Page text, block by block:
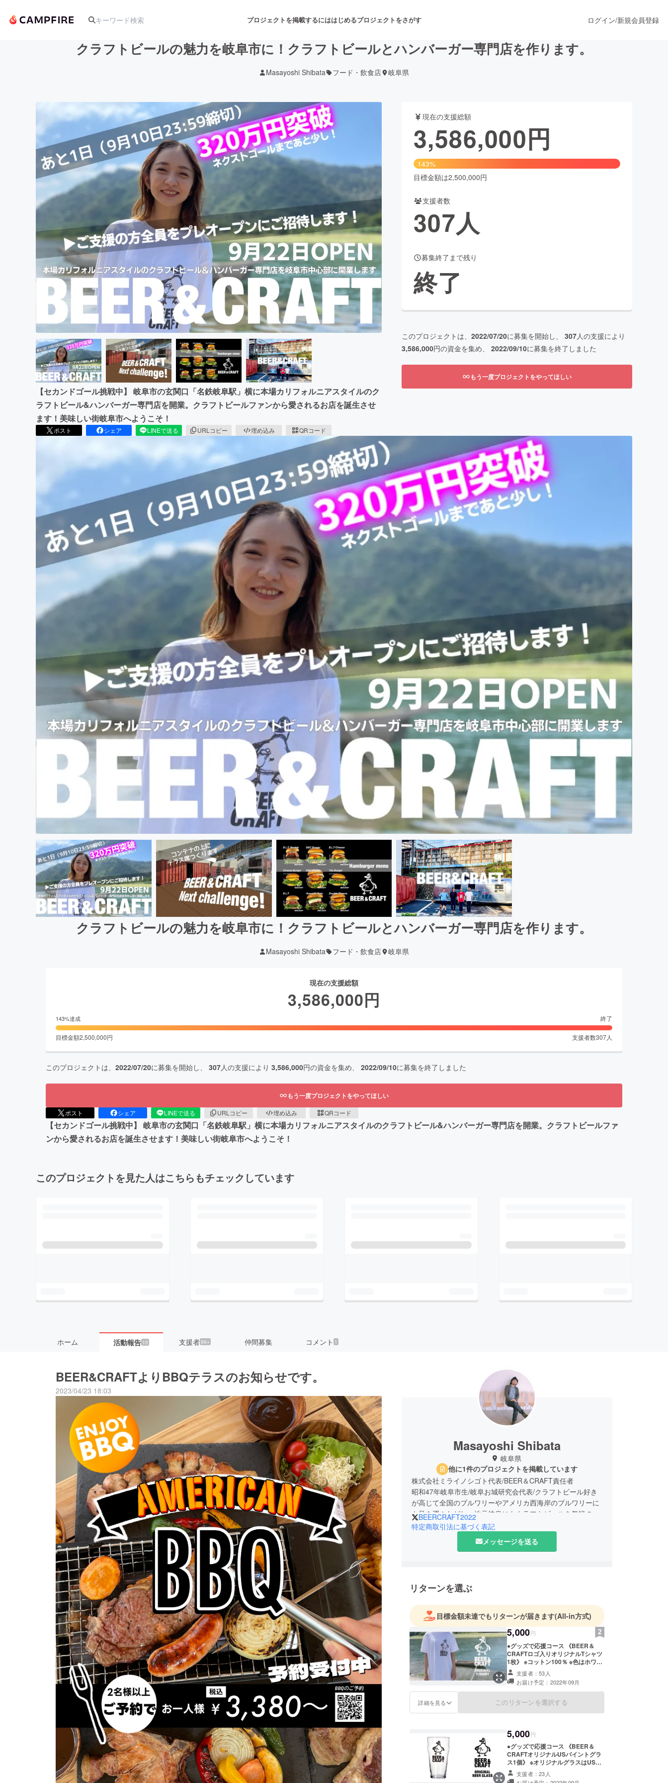
プロジェクトを掲載するにははじめるプロジェクトをさがす
アート・写真 音楽 舞台・パフォーマンス
テクノロジー・ガジェット ゲーム・サービス開発 ファッション
映像・映画
ビジネス・起業 チャレンジ ビューティー・ヘルスケア
まちづくり・地域活性化
CAMPFIRE for Social GoodCAMPFIRE Creation
CAMPFIREふるさと納税machi-yaコミュニティ
ログイン/新規会員登録
クラフトビールの魅力を岐阜市に！クラフトビールとハンバーガー専門店を作ります。
Masayoshi Shibata フード・飲食店 岐阜県
【セカンドゴール挑戦中】 岐阜市の玄関口「名鉄岐阜駅」横に本場カリフォルニアスタイルのク
ラフトビール&ハンバーガー専門店を開業。クラフトビールファンから愛されるお店を誕生させ
ます！美味しい街岐阜市へようこそ！
ポスト シェア LINEで送る URLコピー 埋め込み QRコード
現在の支援総額
3,586,000円
143%
目標金額は2,500,000円
支援者数
307人
募集終了まで残り
終了
このプロジェクトは、 2022/07/20に募集を開始し、 307人の支援により
3,586,000円の資金を集め、 2022/09/10に募集を終了しました
もう一度プロジェクトをやってほしい
クラフトビールの魅力を岐阜市に！クラフトビールとハンバーガー専門店を作ります。
Masayoshi Shibata フード・飲食店 岐阜県
現在の支援総額
3,586,000円
143%達成 終了
目標金額2,500,000円 支援者数307人
このプロジェクトは、 2022/07/20に募集を開始し、 307人の支援により 3,586,000円の資金を集め、 2022/09/10に募集を終了しました
もう一度プロジェクトをやってほしい
ポスト シェア LINEで送る URLコピー 埋め込み QRコード
【セカンドゴール挑戦中】 岐阜市の玄関口「名鉄岐阜駅」横に本場カリフォルニアスタイルのクラフトビール&ハンバーガー専門店を開業。クラフトビールファ
ンから愛されるお店を誕生させます！美味しい街岐阜市へようこそ！
このプロジェクトを見た人はこちらもチェックしています
ホーム 活動報告 10 支援者99+ 仲間募集 コメント 1
BEER&CRAFTよりBBQテラスのお知らせです。
2023/04/23 18:03
Masayoshi Shibata
岐阜県
他に1件のプロジェクトを掲載しています
株式会社ミライノシゴト代表/BEER＆CRAFT責任者
昭和47年岐阜市生/岐阜お城研究会代表/クラフトビール好き
が高じて全国のブルワリーやアメリカ西海岸のブルワリーに
も足を運ぶなどし、地元岐阜にもクラフトビールを気軽の飲
める場所を作りたいと思うようになりました。
BEERCRAFT2022
特定商取引法に基づく表記
メッセージを送る
リターンを選ぶ
目標金額未達でもリターンが届きます(All-in方式)
5,000円
●グッズで応援コース 《BEER＆
CRAFTロゴ入りオリジナルTシャツ
1枚》 ※コットン100％ ※色はホワイ
トとネイビーの2種類 ※サイズはS、
M、L、XLの4種類からお選びくださ
い。 ※写真はサンプル商品です。実
際の商品とはデザイン・仕様が一部
異なる場合がございます。
支援者：53人
お届け予定：2022年09月
詳細を見る このリターンを選択する
5,000円
●グッズで応援コース 《BEER＆
CRAFTオリジナルUSパイントグラ
ス1個》 ※オリジナルグラスはUSパ
イントグラス（容量473ml）に
BEER＆CRAFTロゴが入っていま
支援者：23人